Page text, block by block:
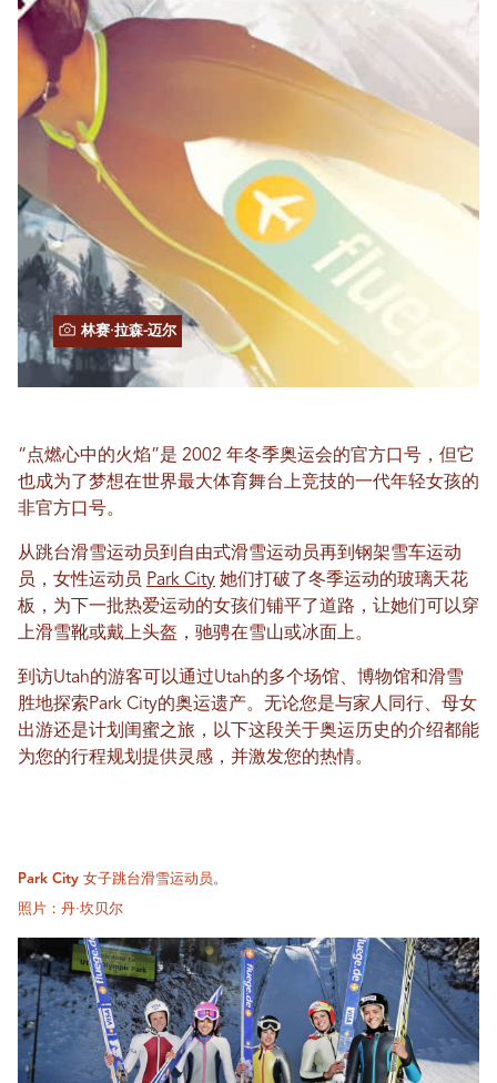
林赛·拉森-迈尔
“点燃心中的火焰”是 2002 年冬季奥运会的官方口号，但它
也成为了梦想在世界最大体育舞台上竞技的一代年轻女孩的
非官方口号。
从跳台滑雪运动员到自由式滑雪运动员再到钢架雪车运动
员，女性运动员 Park City 她们打破了冬季运动的玻璃天花
板，为下一批热爱运动的女孩们铺平了道路，让她们可以穿
上滑雪靴或戴上头盔，驰骋在雪山或冰面上。
到访Utah的游客可以通过Utah的多个场馆、博物馆和滑雪
胜地探索Park City的奥运遗产。无论您是与家人同行、母女
出游还是计划闺蜜之旅，以下这段关于奥运历史的介绍都能
为您的行程规划提供灵感，并激发您的热情。
Park City 女子跳台滑雪运动员。
照片：丹·坎贝尔